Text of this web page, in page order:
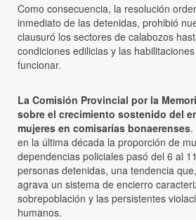
Como consecuencia, la resolución
inmediato de las detenidas, prohibió
clausuró los sectores de calabozos
condiciones edilicias y las
funcionar.
La Comisión Provincial por la
sobre el crecimiento sostenido del
mujeres en comisarías bonaerenses.
en la última década la proporción de
dependencias policiales pasó del 6 al
personas detenidas, una tendencia
agrava un sistema de encierro
sobrepoblación y las persistentes
humanos.